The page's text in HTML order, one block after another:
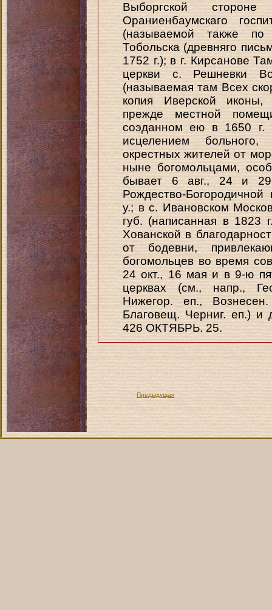
Выборгской
Ораниенбаумскаго
(называемой также
Тобольска (древняго
1752 г.); в г. Кирсанове
церкви с. Решневки
(называемая там Всех
копия Иверской
прежде местной
соэданном ею в 1650 г.
исцелением
окрестных жителей от
ныне богомольцами,
бывает 6 авг., 24 и
Рождество-
у.; в с. Ивановском
губ. (написанная в 1823
Хованской в
от бодевни,
богомольцев во время
24 окт., 16 мая и в 9-ю
церквах (см., напр.,
Нижегор. еп.,
Благовещ. Черниг. еп.) и
426 ОКТЯБРЬ. 25.
Предыдущая